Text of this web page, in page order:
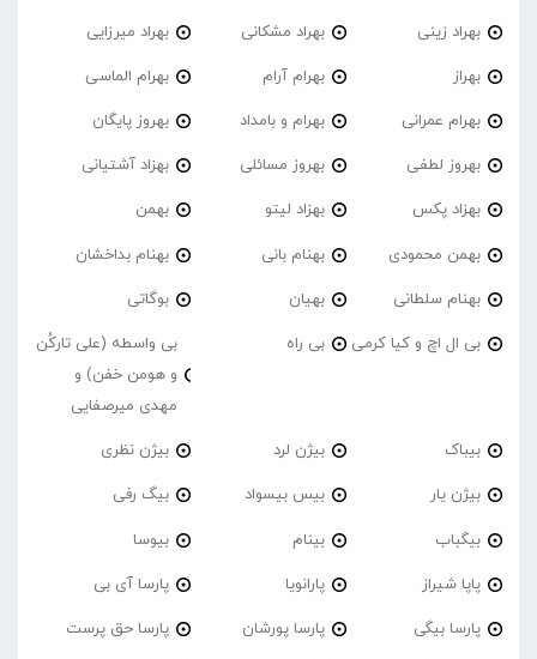
بهراد زینی بهراد مشکانی بهراد میرزایی
بهراز بهرام آرام بهرام الماسی
بهرام عمرانی بهرام و بامداد بهروز پایگان
بهروز لطفی بهروز مسائلی بهزاد آشتیانی
بهزاد پکس بهزاد لیتو بهمن
بهمن محمودی بهنام بانی بهنام بداخشان
بهنام سلطانی بهیان بوگاتی
بی ال اچ و کیا کرمی بی راه
بی واسطه (علی تارکُن
و هومن خفن) و
مهدی میرصفایی
بیباک بیژن لرد بیژن نظری
بیژن یار بیس بیسواد بیگ رفی
بیگباب بینام بیوسا
پاپا شیراز پارانویا پارسا آی بی
پارسا بیگی پارسا پورشان پارسا حق پرست